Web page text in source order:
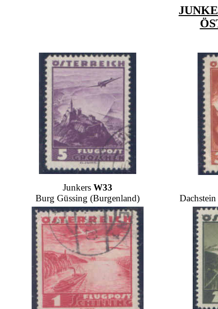
Junkers W33
Burg Güssing (Burgenland)